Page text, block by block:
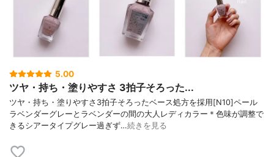
5.00
ツヤ・持ち・塗りやすさ 3拍子そろった...
ツヤ・持ち・塗りやすさ3拍子そろったベース処方を採用[N10]ペール
ラベンダーグレーとラベンダーの間の大人レディカラー＊色味が調整で
きるシアータイプグレー過ぎず…続きを見る